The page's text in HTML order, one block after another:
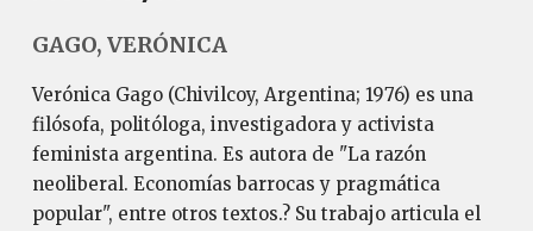
GAGO, VERÓNICA
Verónica Gago (Chivilcoy, Argentina; 1976) es una
filósofa, politóloga, investigadora y activista
feminista argentina. Es autora de "La razón
neoliberal. Economías barrocas y pragmática
popular", entre otros textos.? Su trabajo articula el